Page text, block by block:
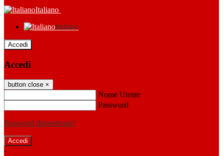
Italiano
Italiano
Accedi
Accedi
button close ×
Nome Utente
Password
Password dimenticata?
-